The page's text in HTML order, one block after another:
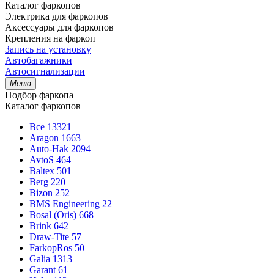
Каталог фаркопов
Электрика для фаркопов
Аксессуары для фаркопов
Крепления на фаркоп
Запись на установку
Автобагажники
Автосигнализации
Меню
Подбор фаркопа
Каталог фаркопов
Все 13321
Aragon 1663
Auto-Hak 2094
AvtoS 464
Baltex 501
Berg 220
Bizon 252
BMS Engineering 22
Bosal (Oris) 668
Brink 642
Draw-Tite 57
FarkopRos 50
Galia 1313
Garant 61